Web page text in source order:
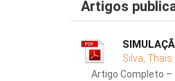
Artigos
Silva, Thais
Artigo Completo –